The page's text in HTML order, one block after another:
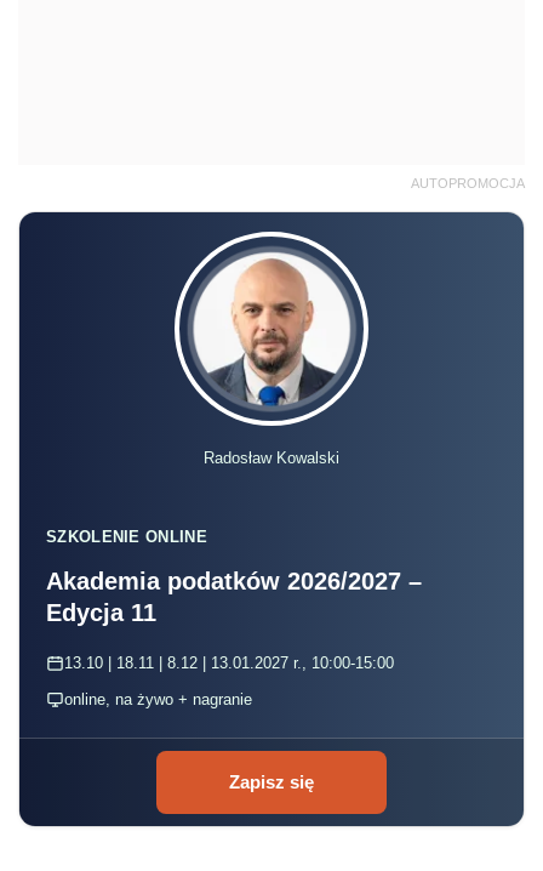
AUTOPROMOCJA
Radosław Kowalski
SZKOLENIE ONLINE
Akademia podatków 2026/2027 –
Edycja 11
13.10 | 18.11 | 8.12 | 13.01.2027 r., 10:00-15:00
online, na żywo + nagranie
Zapisz się